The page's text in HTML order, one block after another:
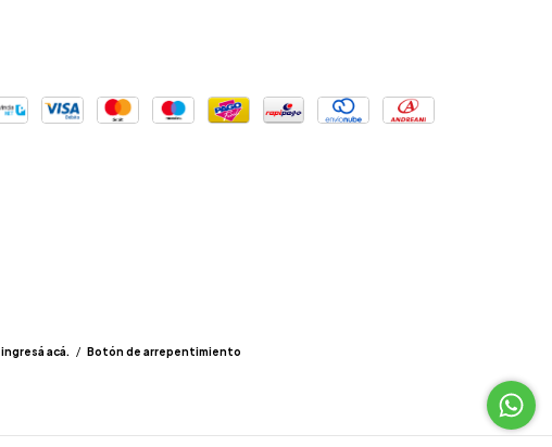
ingresá acá. / Botón de arrepentimiento